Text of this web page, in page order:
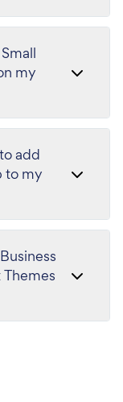
my
add
to my